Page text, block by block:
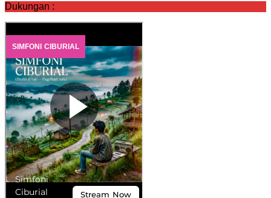
Dukungan :